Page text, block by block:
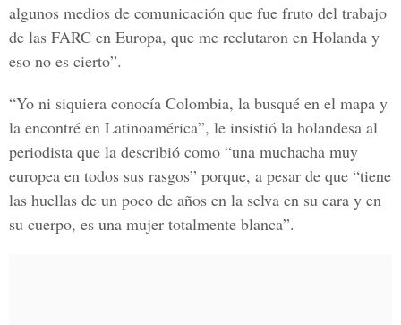
algunos medios de comunicación que fue fruto del trabajo
de las FARC en Europa, que me reclutaron en Holanda y
eso no es cierto”.
“Yo ni siquiera conocía Colombia, la busqué en el mapa y
la encontré en Latinoamérica”, le insistió la holandesa al
periodista que la describió como “una muchacha muy
europea en todos sus rasgos” porque, a pesar de que “tiene
las huellas de un poco de años en la selva en su cara y en
su cuerpo, es una mujer totalmente blanca”.